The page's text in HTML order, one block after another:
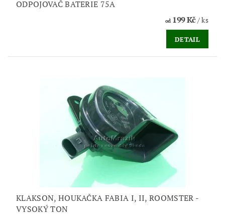
ODPOJOVAČ BATERIE 75A
od199 Kč/ ks
DETAIL
KLAKSON, HOUKAČKA FABIA I, II, ROOMSTER -
VYSOKÝ TON